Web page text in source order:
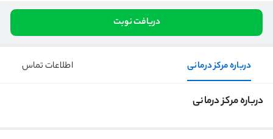
دریافت نوبت
درباره مرکز درمانی اطلاعات تماس
درباره مرکز درمانی